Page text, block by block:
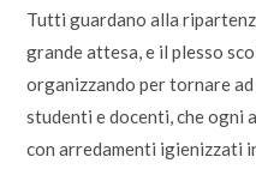
Tutti guardano alla
grande attesa, e il plesso
organizzando per tornare
studenti e docenti, che ogni
con arredamenti igienizzati